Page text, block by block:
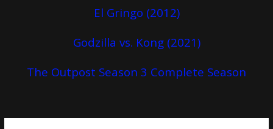
El Gringo (2012)
Godzilla vs. Kong (2021)
The Outpost Season 3 Complete Season